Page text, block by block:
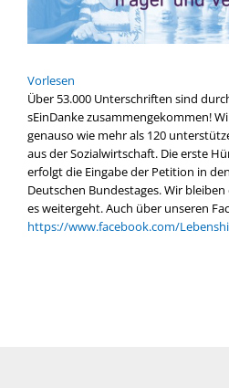
Vor­le­sen
Über 53.000 Unter­schrif­ten sind
sEinD­an­ke zusam­men­ge­kom­men!
genau­so wie mehr als 120
aus der Sozi­al­wirt­schaft. Die ers­te
erfolgt die Ein­ga­be der Peti­ti­on in
Deut­schen Bun­des­ta­ges. Wir
es wei­ter­geht. Auch über unse­ren
https://www.facebook.com/